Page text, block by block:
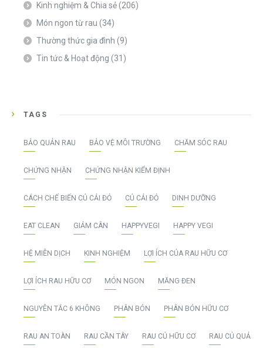
Kinh nghiệm & Chia sẻ(206)
Món ngon từ rau (34)
Thường thức gia đình (9)
Tin tức & Hoạt động (31)
TAGS
BẢO QUẢN RAU BẢO VỆ MÔI TRƯỜNG CHĂM SÓC RAU
CHỨNG NHẬN CHỨNG NHẬN KIỂM ĐỊNH
CÁCH CHẾ BIẾN CỦ CẢI ĐỎ CỦ CẢI ĐỎ DINH DƯỠNG
EAT CLEAN GIẢM CÂN HAPPYVEGI HAPPY VEGI
HỆ MIỄN DỊCH KINH NGHIỆM LỢI ÍCH CỦA RAU HỮU CƠ
LỢI ÍCH RAU HỮU CƠ MÓN NGON MĂNG ĐEN
NGUYÊN TẮC 6 KHÔNG PHÂN BÓN PHÂN BÓN HỮU CƠ
RAU AN TOÀN RAU CẦN TÂY RAU CỦ HỮU CƠ RAU CỦ QUẢ